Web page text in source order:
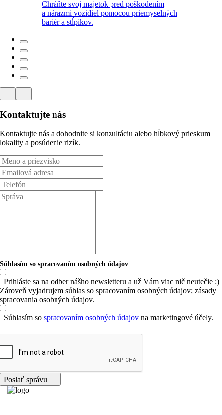
Chráňte svoj majetok pred poškodením
a nárazmi vozidiel pomocou priemyselných
bariér a stĺpikov.
Kontaktujte nás
Kontaktujte nás a dohodnite si konzultáciu alebo hĺbkový prieskum
lokality a posúdenie rizík.
Súhlasím so spracovaním osobných údajov
Prihláste sa na odber nášho newsletteru a už Vám viac nič neutečie :)
Zároveň vyjadrujem súhlas so spracovaním osobných údajov; zásady
spracovania osobných údajov.
Súhlasím so spracovaním osobných údajov na marketingové účely.
Poslať správu